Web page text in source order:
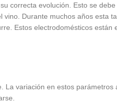
correcta evolución. Esto se
Durante muchos años esta
Estos electrodomésticos
variación en estos parámetros